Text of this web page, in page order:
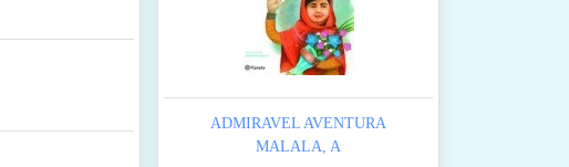
ADMIRAVEL AVENTURA
MALALA, A